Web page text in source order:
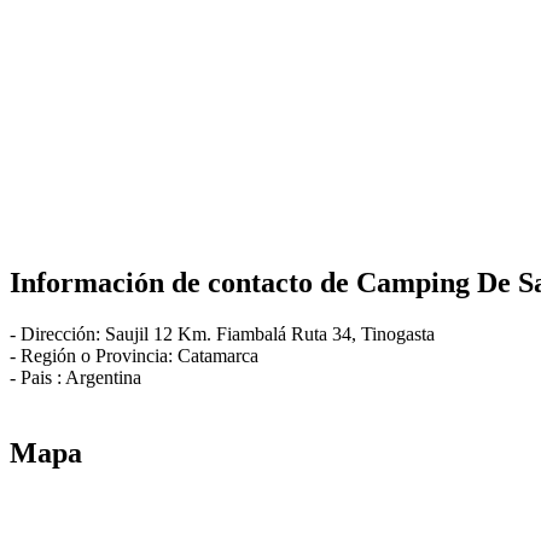
Información de contacto de Camping De
- Dirección: Saujil 12 Km. Fiambalá Ruta 34, Tinogasta
- Región o Provincia: Catamarca
- Pais : Argentina
Mapa